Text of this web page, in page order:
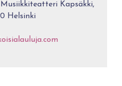
Musiikkiteatteri Kapsäkki,
Helsinki